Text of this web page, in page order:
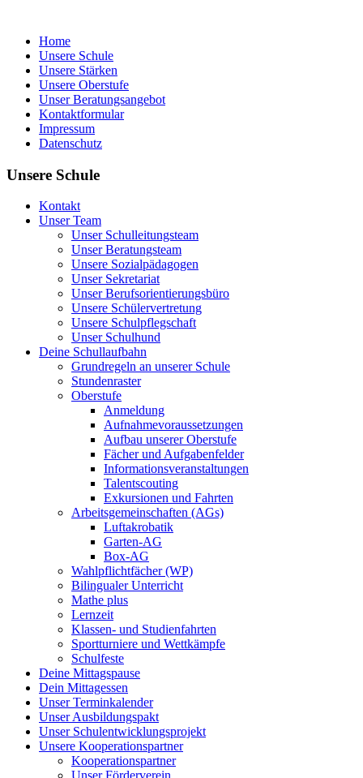
Home
Unsere Schule
Unsere Stärken
Unsere Oberstufe
Unser Beratungsangebot
Kontaktformular
Impressum
Datenschutz
Unsere Schule
Kontakt
Unser Team
Unser Schulleitungsteam
Unser Beratungsteam
Unsere Sozialpädagogen
Unser Sekretariat
Unser Berufsorientierungsbüro
Unsere Schülervertretung
Unsere Schulpflegschaft
Unser Schulhund
Deine Schullaufbahn
Grundregeln an unserer Schule
Stundenraster
Oberstufe
Anmeldung
Aufnahmevoraussetzungen
Aufbau unserer Oberstufe
Fächer und Aufgabenfelder
Informationsveranstaltungen
Talentscouting
Exkursionen und Fahrten
Arbeitsgemeinschaften (AGs)
Luftakrobatik
Garten-AG
Box-AG
Wahlpflichtfächer (WP)
Bilingualer Unterricht
Mathe plus
Lernzeit
Klassen- und Studienfahrten
Sportturniere und Wettkämpfe
Schulfeste
Deine Mittagspause
Dein Mittagessen
Unser Terminkalender
Unser Ausbildungspakt
Unser Schulentwicklungsprojekt
Unsere Kooperationspartner
Kooperationspartner